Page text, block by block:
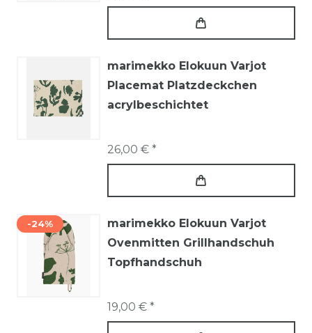
marimekko Elokuun Varjot
Placemat Platzdeckchen
acrylbeschichtet
26,00 € *
-24%
marimekko Elokuun Varjot
Ovenmitten Grillhandschuh
Topfhandschuh
19,00 € *